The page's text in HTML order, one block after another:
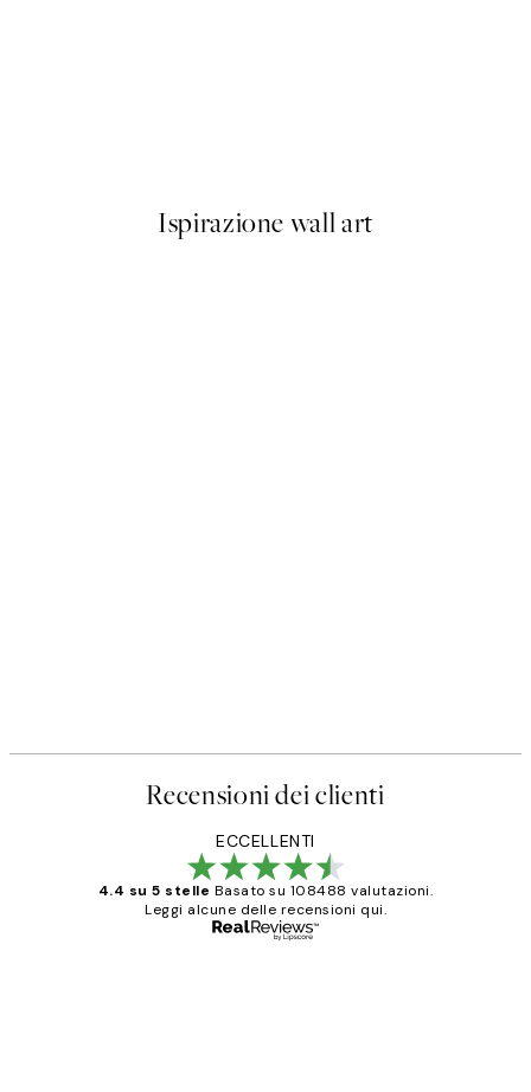
Ispirazione wall art
Recensioni dei clienti
ECCELLENTI
4.4 su 5 stelle Basato su 108488 valutazioni.
Leggi alcune delle recensioni qui.